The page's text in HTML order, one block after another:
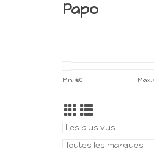
Papo
Min: €0 Max: